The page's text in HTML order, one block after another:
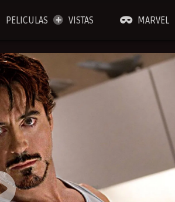
PELICULAS VISTAS MARVEL